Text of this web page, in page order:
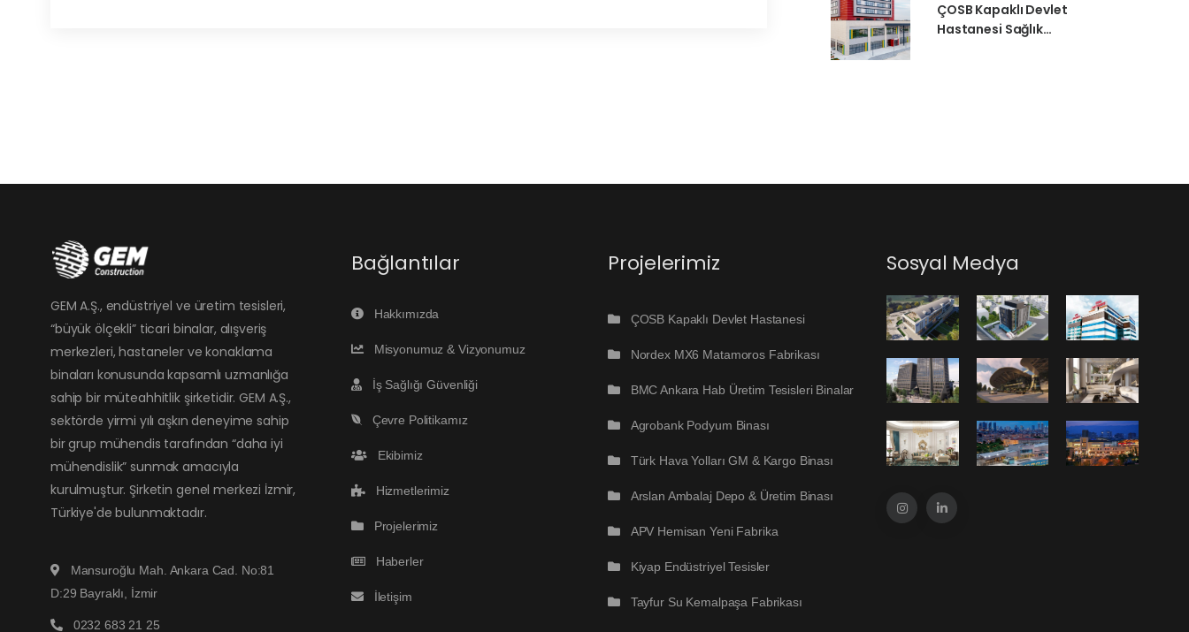
ÇOSB Kapaklı Devlet
Hastanesi Sağlık
GEM A.Ş., endüstriyel ve üretim tesisleri,
“büyük ölçekli” ticari binalar, alışveriş
merkezleri, hastaneler ve konaklama
binaları konusunda kapsamlı uzmanlığa
sahip bir müteahhitlik şirketidir. GEM A.Ş.,
sektörde yirmi yılı aşkın deneyime sahip
bir grup mühendis tarafından “daha iyi
mühendislik” sunmak amacıyla
kurulmuştur. Şirketin genel merkezi İzmir,
Türkiye'de bulunmaktadır.
Mansuroğlu Mah. Ankara Cad. No:81
D:29 Bayraklı, İzmir
0232 683 21 25
Bağlantılar
Hakkımızda
Misyonumuz & Vizyonumuz
İş Sağlığı Güvenliği
Çevre Politikamız
Ekibimiz
Hizmetlerimiz
Projelerimiz
Haberler
İletişim
Projelerimiz
ÇOSB Kapaklı Devlet Hastanesi
Nordex MX6 Matamoros Fabrikası
BMC Ankara Hab Üretim Tesisleri Binalar
Agrobank Podyum Binası
Türk Hava Yolları GM & Kargo Binası
Arslan Ambalaj Depo & Üretim Binası
APV Hemisan Yeni Fabrika
Kiyap Endüstriyel Tesisler
Tayfur Su Kemalpaşa Fabrikası
Sosyal Medya